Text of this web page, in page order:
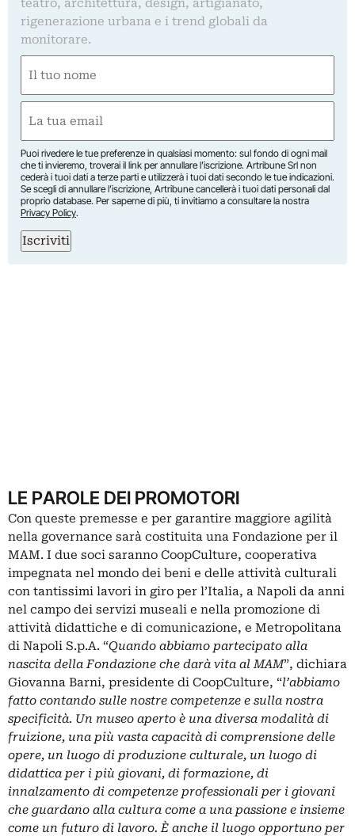
teatro, architettura, design, artigianato,
rigenerazione urbana e i trend globali da
monitorare.
(Required)
First
(Required)
Puoi rivedere le tue preferenze in qualsiasi momento: sul fondo di ogni mail
che ti invieremo, troverai il link per annullare l’iscrizione. Artribune Srl non
cederà i tuoi dati a terze parti e utilizzerà i tuoi dati secondo le tue indicazioni.
Se scegli di annullare l’iscrizione, Artribune cancellerà i tuoi dati personali dal
proprio database. Per saperne di più, ti invitiamo a consultare la nostra
Privacy Policy.
Iscriviti
LE PAROLE DEI PROMOTORI
Con queste premesse e per garantire maggiore agilità
nella governance sarà costituita una Fondazione per il
MAM. I due soci saranno CoopCulture, cooperativa
impegnata nel mondo dei beni e delle attività culturali
con tantissimi lavori in giro per l’Italia, a Napoli da anni
nel campo dei servizi museali e nella promozione di
attività didattiche e di comunicazione, e Metropolitana
di Napoli S.p.A. “Quando abbiamo partecipato alla
nascita della Fondazione che darà vita al MAM”, dichiara
Giovanna Barni, presidente di CoopCulture, “l’abbiamo
fatto contando sulle nostre competenze e sulla nostra
specificità. Un museo aperto è una diversa modalità di
fruizione, una più vasta capacità di comprensione delle
opere, un luogo di produzione culturale, un luogo di
didattica per i più giovani, di formazione, di
innalzamento di competenze professionali per i giovani
che guardano alla cultura come a una passione e insieme
come un futuro di lavoro. È anche il luogo opportuno per